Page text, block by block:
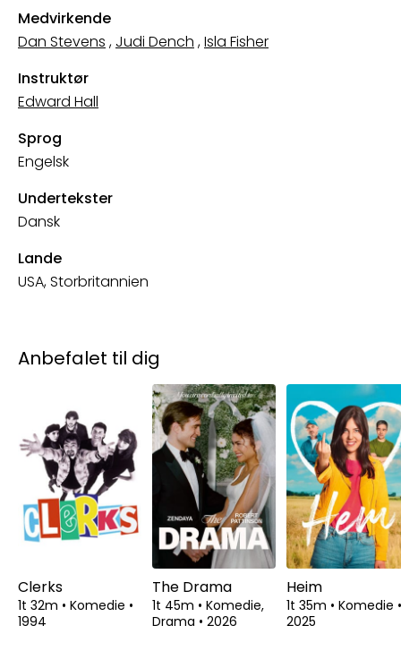
Medvirkende
Dan Stevens , Judi Dench ,Isla Fisher
Instruktør
Edward Hall
Sprog
Engelsk
Undertekster
Dansk
Lande
USA, Storbritannien
Anbefalet til dig
Clerks
1t 32m • Komedie •
1994
The Drama
1t 45m • Komedie,
Drama • 2026
Heim
1t 35m • Komedie •
2025